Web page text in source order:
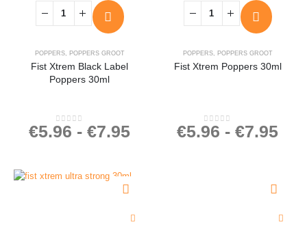
POPPERS, POPPERS GROOT
Fist Xtrem Black Label
Poppers 30ml
0out of 5
€5.96 - €7.95
POPPERS, POPPERS GROOT
Fist Xtrem Poppers 30ml
0out of 5
€5.96 - €7.95